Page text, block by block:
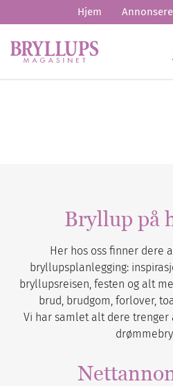
Hjem Annonsere
Bryllup på
Her hos oss finner dere
bryllupsplanlegging:
bryllupsreisen, festen og alt
brud, brudgom, forlover,
Vi har samlet alt dere trenger